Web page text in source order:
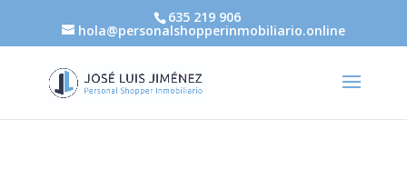
635 219 906
hola@personalshopperinmobiliario.online